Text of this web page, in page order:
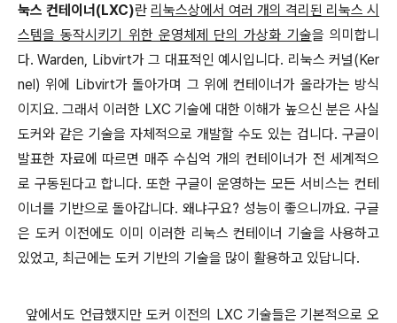
눅스 컨테이너(LXC)란 리눅스상에서 여러 개의 격리된 리눅스 시
스템을 동작시키기 위한 운영체제 단의 가상화 기술을 의미합니
다. Warden, Libvirt가 그 대표적인 예시입니다. 리눅스 커널(Ker
nel) 위에 Libvirt가 돌아가며 그 위에 컨테이너가 올라가는 방식
이지요. 그래서 이러한 LXC 기술에 대한 이해가 높으신 분은 사실
도커와 같은 기술을 자체적으로 개발할 수도 있는 겁니다. 구글이
발표한 자료에 따르면 매주 수십억 개의 컨테이너가 전 세계적으
로 구동된다고 합니다. 또한 구글이 운영하는 모든 서비스는 컨테
이너를 기반으로 돌아갑니다. 왜냐구요? 성능이 좋으니까요. 구글
은 도커 이전에도 이미 이러한 리눅스 컨테이너 기술을 사용하고
있었고, 최근에는 도커 기반의 기술을 많이 활용하고 있답니다.
앞에서도 언급했지만 도커 이전의 LXC 기술들은 기본적으로 오